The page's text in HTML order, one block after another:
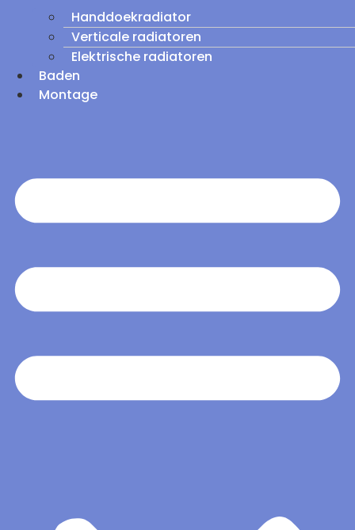
Handdoekradiator
Verticale radiatoren
Elektrische radiatoren
Baden
Montage